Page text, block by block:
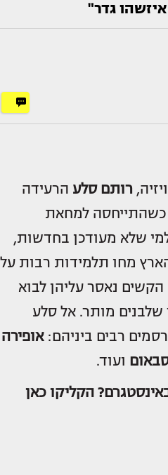
גדר"
רותם סלע הרעידה
למחאת
שלא מעודכן בחדשות,
מחו תלמידות רבות על
נאסר עליהן לבוא
שלבנים מותר. אל סלע
רבים ביניהם:אופירה
ועוד.
הקליקו כאן